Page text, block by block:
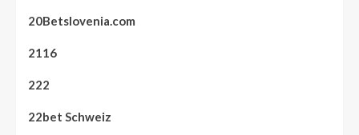
20Betslovenia.com
2116
222
22bet Schweiz